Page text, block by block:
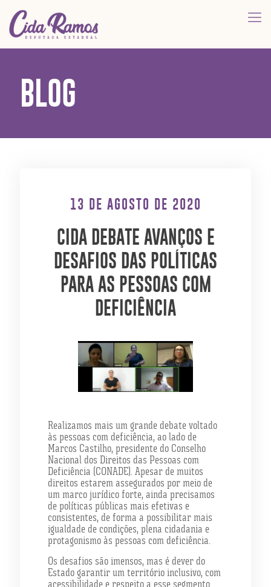
BLOG
13 DE AGOSTO DE 2020
CIDA DEBATE AVANÇOS E
DESAFIOS DAS POLÍTICAS
PARA AS PESSOAS COM
DEFICIÊNCIA
Realizamos mais um grande debate voltado
às pessoas com deficiência, ao lado de
Marcos Castilho, presidente do Conselho
Nacional dos Direitos das Pessoas com
Deficiência (CONADE). Apesar de muitos
direitos estarem assegurados por meio de
um marco jurídico forte, ainda precisamos
de políticas públicas mais efetivas e
consistentes, de forma a possibilitar mais
igualdade de condições, plena cidadania e
protagonismo às pessoas com deficiência.
Os desafios são imensos, mas é dever do
Estado garantir um território inclusivo, com